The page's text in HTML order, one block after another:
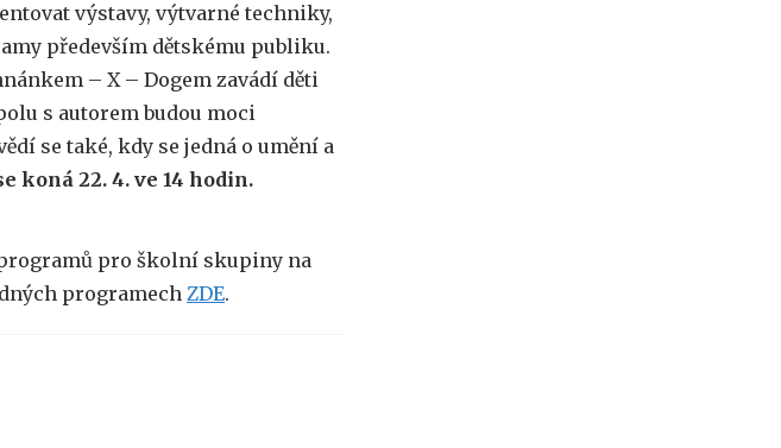
výstavy, výtvarné techniky,
především dětskému publiku.
– X – Dogem zavádí děti
s autorem budou moci
se také, kdy se jedná o umění a
koná 22. 4. ve 14 hodin.
pro školní skupiny na
programechZDE.